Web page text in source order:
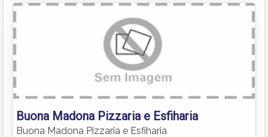
Buona Madona Pizzaria e Esfiharia
Buona Madona Pizzaria e Esfiharia